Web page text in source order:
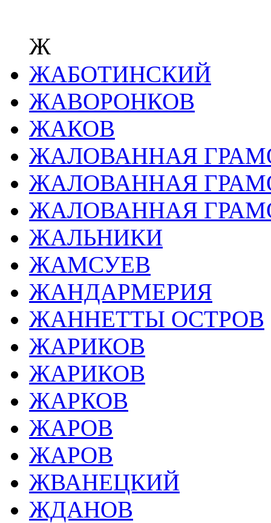
Ж
ЖАБОТИНСКИЙ
ЖАВОРОНКОВ
ЖАКОВ
ЖАЛОВАННАЯ
ЖАЛОВАННАЯ
ЖАЛОВАННАЯ
ЖАЛЬНИКИ
ЖАМСУЕВ
ЖАНДАРМЕРИЯ
ЖАННЕТТЫ ОСТРОВ
ЖАРИКОВ
ЖАРИКОВ
ЖАРКОВ
ЖАРОВ
ЖАРОВ
ЖВАНЕЦКИЙ
ЖДАНОВ